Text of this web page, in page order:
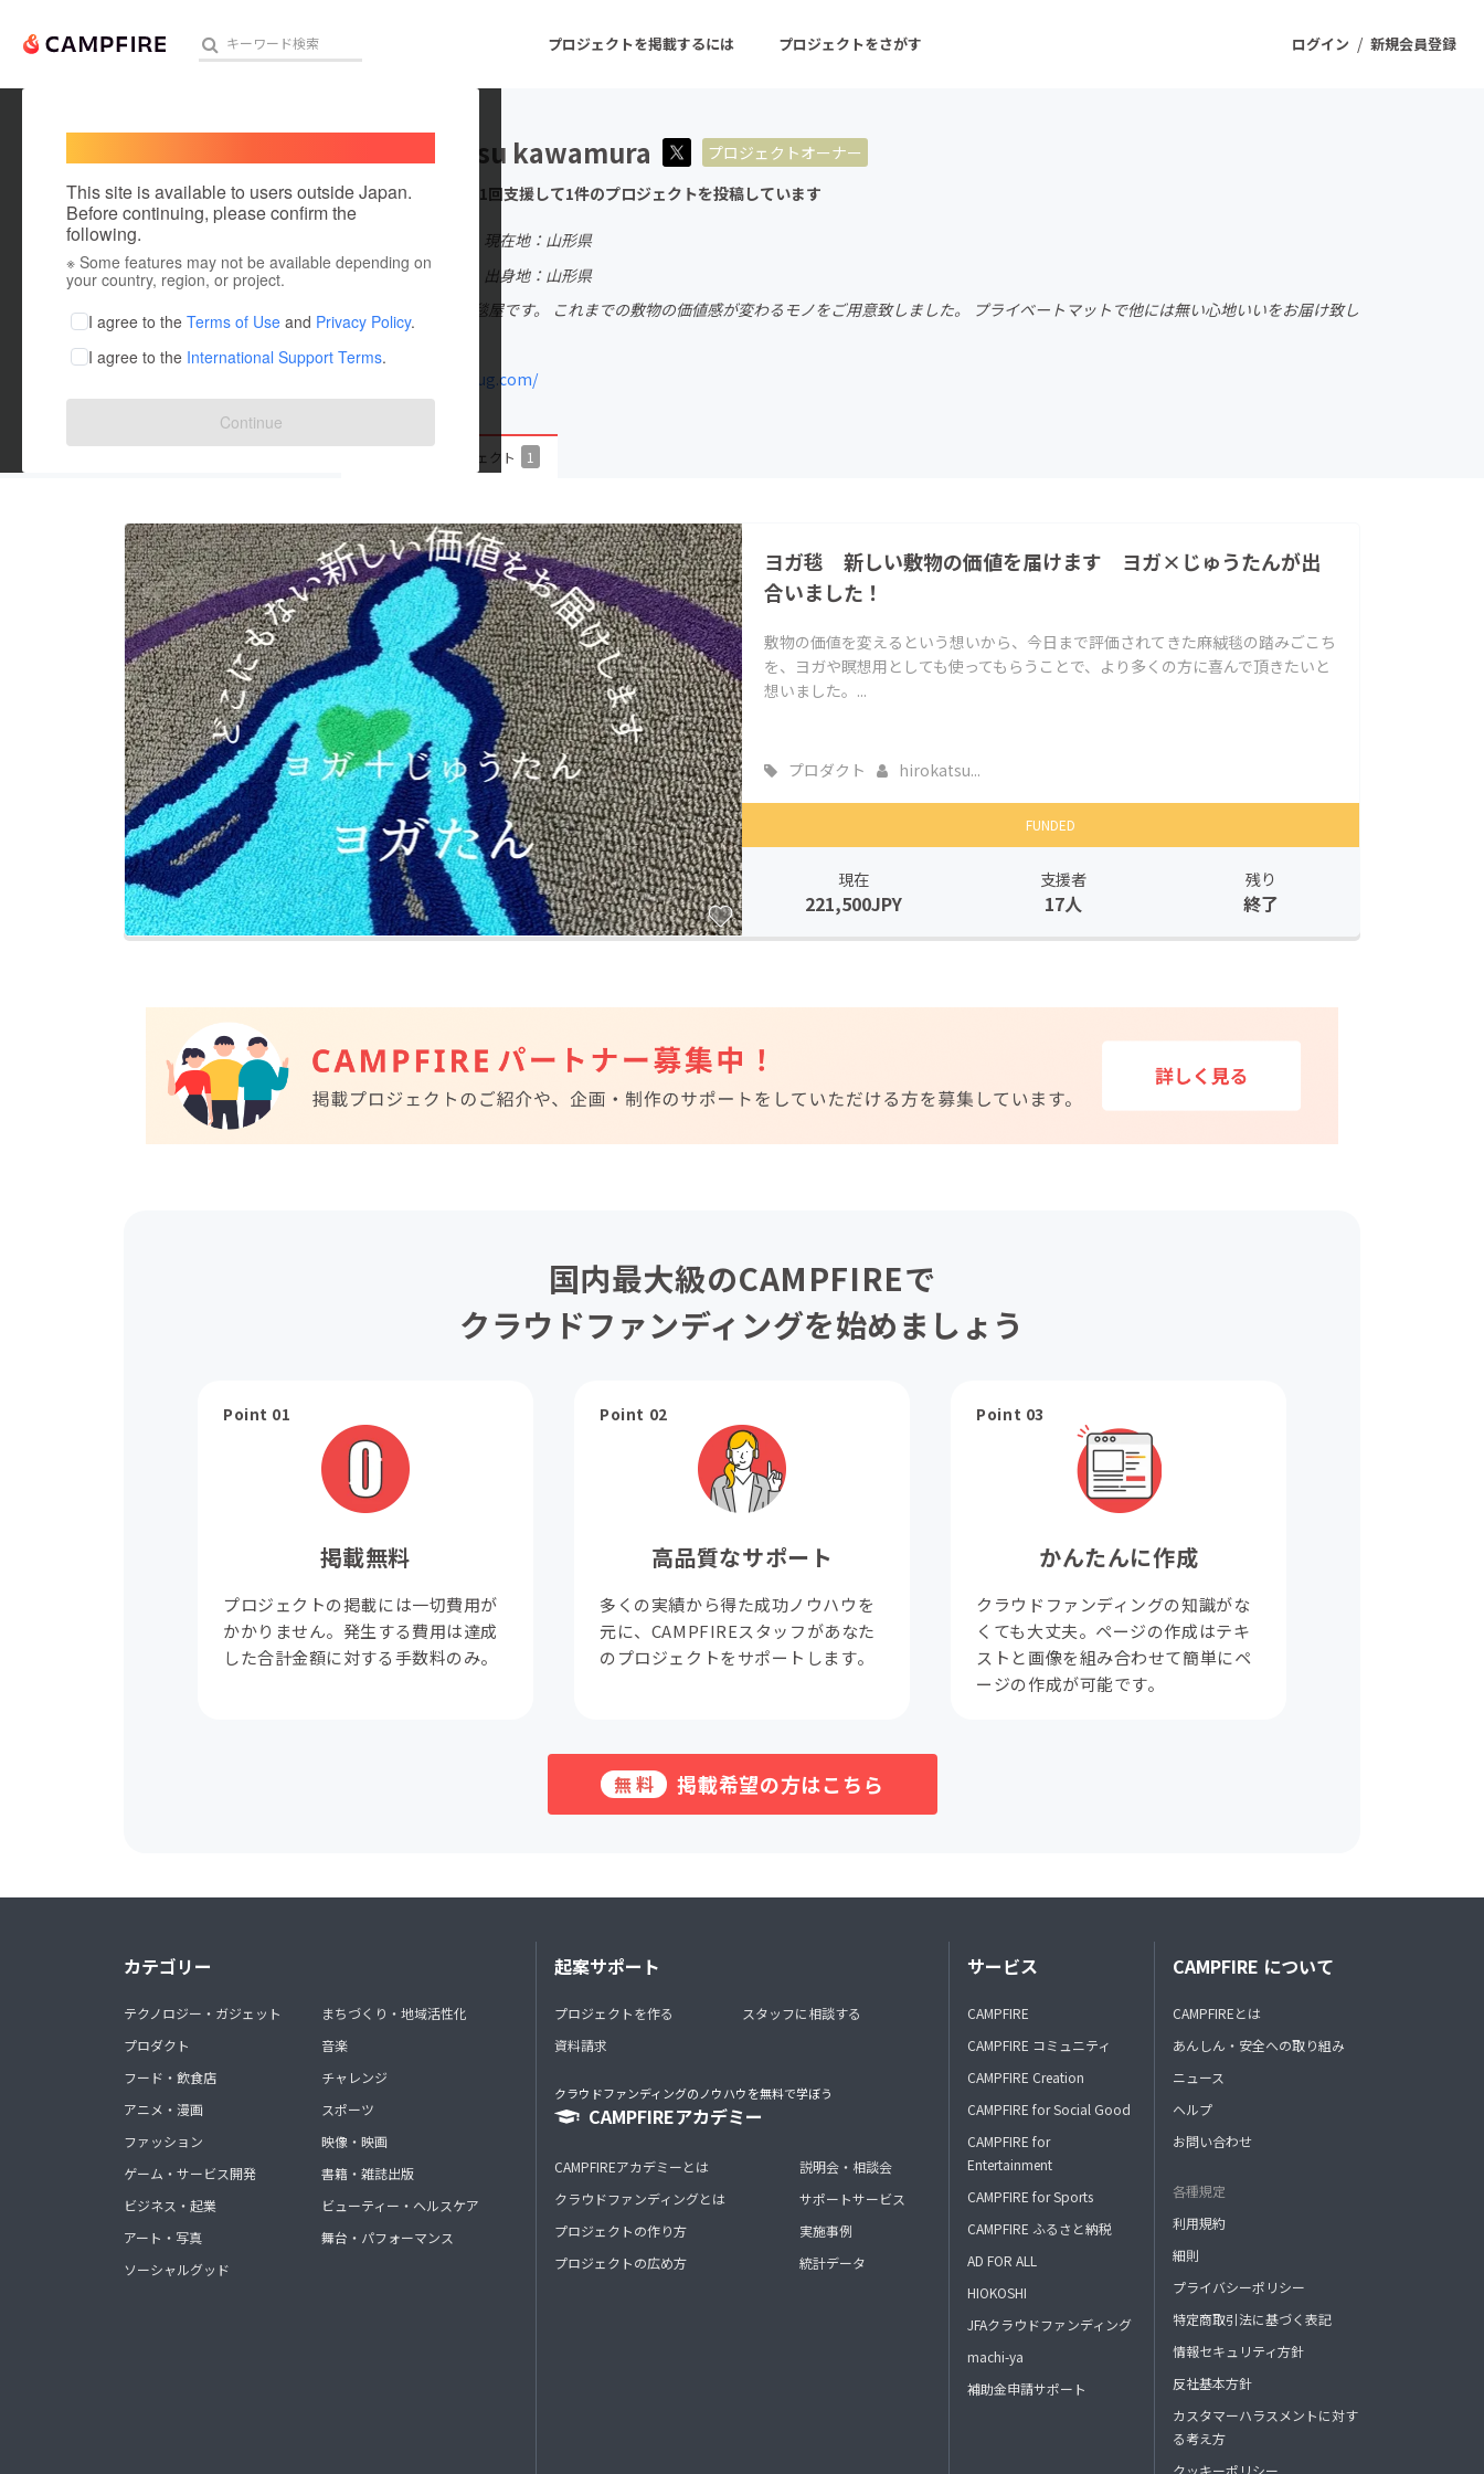
ログイン / 新規会員登録
プロジェクトを掲載するには プロジェクトをさがす
人気のプロジェクト 注目のリターン 注目の新着プロジェクト
アート・写真 音楽
テクノロジー・ガジェット
ゲーム・サービス開発 フード・飲食店
ファッション
映像・映画
ビジネス・起業
まちづくり・地域活性化
CAMPFIRE for Social Good
CAMPFIREふるさと納税
machi-ya コミュニティ
This site is available to users outside Japan.
Before continuing, please confirm the
following.
※ Some features may not be available depending on
your country, region, or project.
I agree to the Terms of Use and Privacy Policy.
I agree to the International Support Terms.
Continue
hirokatsu kawamura
プロジェクトオーナー
これまでに1回支援して1件のプロジェクトを投稿しています
現在地：山形県
出身国：日本
出身地：山形県
山形にある絨毯屋です。 これまでの敷物の価値感が変わるモノをご用意致しました。 プライベートマットで他には無い心地いいをお届け致し
ます。
hozumi-rug.com/
プロジェクト 1
ヨガ毯 新しい敷物の価値を届けます ヨガ×じゅうたんが出
合いました！
敷物の価値を変えるという想いから、今日まで評価されてきた麻絨毯の踏みごこち
を、ヨガや瞑想用としても使ってもらうことで、より多くの方に喜んで頂きたいと
想いました。...
プロダクト hirokatsu...
FUNDED
現在
221,500JPY
支援者
17人
残り
終了
国内最大級のCAMPFIREで
クラウドファンディングを始めましょう
Point 01
掲載無料
プロジェクトの掲載には一切費用が
かかりません。発生する費用は達成
した合計金額に対する手数料のみ。
Point 02
高品質なサポート
多くの実績から得た成功ノウハウを
元に、CAMPFIREスタッフがあなた
のプロジェクトをサポートします。
Point 03
かんたんに作成
クラウドファンディングの知識がな
くても大丈夫。ページの作成はテキ
ストと画像を組み合わせて簡単にペ
ージの作成が可能です。
無料 掲載希望の方はこちら
カテゴリー
テクノロジー・ガジェット
プロダクト
フード・飲食店
アニメ・漫画
ファッション
ゲーム・サービス開発
ビジネス・起業
アート・写真
ソーシャルグッド
まちづくり・地域活性化
音楽
チャレンジ
スポーツ
映像・映画
書籍・雑誌出版
ビューティー・ヘルスケア
舞台・パフォーマンス
起案サポート
プロジェクトを作る
資料請求
スタッフに相談する
クラウドファンディングのノウハウを無料で学ぼう
CAMPFIREアカデミー
CAMPFIREアカデミーとは
クラウドファンディングとは
プロジェクトの作り方
プロジェクトの広め方
説明会・相談会
サポートサービス
実施事例
統計データ
サービス
CAMPFIRE
CAMPFIRE コミュニティ
CAMPFIRE Creation
CAMPFIRE for Social Good
CAMPFIRE for
Entertainment
CAMPFIRE for Sports
CAMPFIRE ふるさと納税
AD FOR ALL
HIOKOSHI
JFAクラウドファンディング
machi-ya
補助金申請サポート
CAMPFIRE について
CAMPFIREとは
あんしん・安全への取り組み
ニュース
ヘルプ
お問い合わせ
各種規定
利用規約
細則
プライバシーポリシー
特定商取引法に基づく表記
情報セキュリティ方針
反社基本方針
カスタマーハラスメントに対す
る考え方
クッキーポリシー